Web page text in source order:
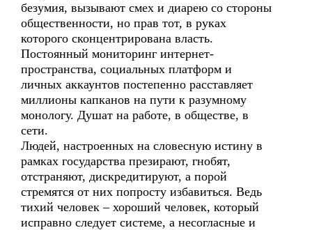
безумия, вызывают смех и диарею со стороны
общественности, но прав тот, в руках
которого сконцентрирована власть.
Постоянный мониторинг интернет-
пространства, социальных платформ и
личных аккаунтов постепенно расставляет
миллионы капканов на пути к разумному
монологу. Душат на работе, в обществе, в
сети.
Людей, настроенных на словесную истину в
рамках государства презирают, гнобят,
отстраняют, дискредитируют, а порой
стремятся от них попросту избавиться. Ведь
тихий человек – хороший человек, который
исправно следует системе, а несогласные и